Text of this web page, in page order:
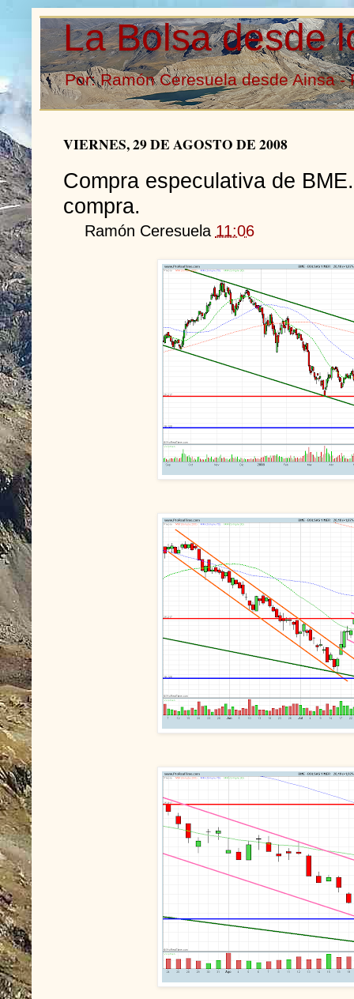
La Bolsa desde
Por: Ramón Ceresuela desde Ainsa -
VIERNES, 29 DE AGOSTO DE 2008
Compra especulativa de
compra.
Ramón Ceresuela 11:06